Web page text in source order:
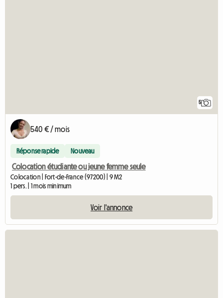
5
540 € / mois
Réponse rapide Nouveau
Colocation étudiante ou jeune femme seule
Colocation | Fort-de-France (97200) | 9 M2
1 pers. | 1 mois minimum
Voir l'annonce